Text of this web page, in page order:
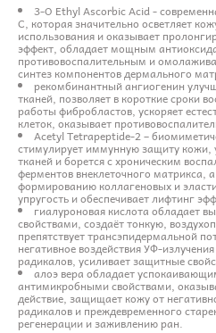
3-O Ethyl Ascorbic Acid -
С, которая значительно осветляет
использования и оказывает
эффект, обладает мощным
противовоспалительным и
синтез компонентов дермального
рекомбинантный ангиогенин
тканей, позволяет в короткие сроки
работы фибробластов, ускоряет
клеток, оказывает
Acetyl Tetrapeptide-2 –
стимулирует иммунную защиту кожи,
тканей и борется с хроническим
ферментов внеклеточного матрикса,
формированию коллагеновых и
упругость и обеспечивает лифтинг
гиалуроновая кислота обладает
свойствами, создаёт тонкую,
препятствует трансэпидермальной
негативное воздействия УФ-
радикалов, усиливает защитные
алоэ вера обладает
антимикробными свойствами,
действие, защищает кожу от
радикалов и преждевременного
регенерации и заживлению ран.